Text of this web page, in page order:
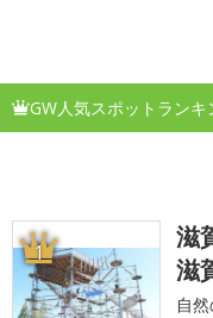
GW人気スポットランキ
1
滋
滋
自